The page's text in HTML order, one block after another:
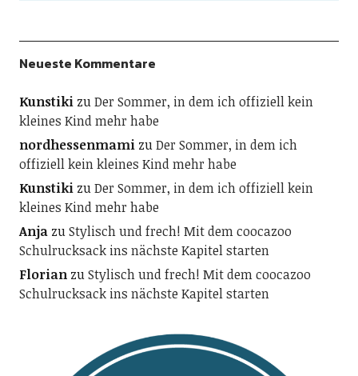
Neueste Kommentare
KunstikizuDer Sommer, in dem ich offiziell kein
kleines Kind mehr habe
nordhessenmamizuDer Sommer, in dem ich
offiziell kein kleines Kind mehr habe
KunstikizuDer Sommer, in dem ich offiziell kein
kleines Kind mehr habe
AnjazuStylisch und frech! Mit dem coocazoo
Schulrucksack ins nächste Kapitel starten
FlorianzuStylisch und frech! Mit dem coocazoo
Schulrucksack ins nächste Kapitel starten